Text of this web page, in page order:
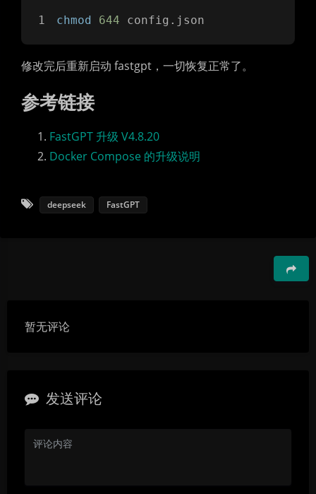
chmod 644 config.json
修改完后重新启动 fastgpt，一切恢复正常了。
参考链接
FastGPT 升级 V4.8.20
Docker Compose 的升级说明
deepseek FastGPT
暂无评论
发送评论